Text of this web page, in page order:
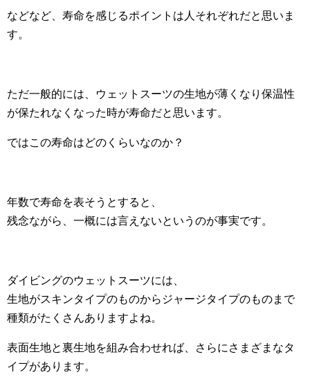
などなど、寿命を感じるポイントは人それぞれだと思いま
す。
ただ一般的には、ウェットスーツの生地が薄くなり保温性
が保たれなくなった時が寿命だと思います。
ではこの寿命はどのくらいなのか？
年数で寿命を表そうとすると、
残念ながら、一概には言えないというのが事実です。
ダイビングのウェットスーツには、
生地がスキンタイプのものからジャージタイプのものまで
種類がたくさんありますよね。
表面生地と裏生地を組み合わせれば、さらにさまざまなタ
イプがあります。